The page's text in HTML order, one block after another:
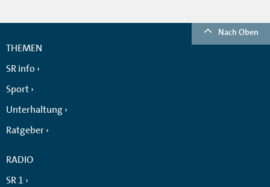
Nach Oben
THEMEN
SR info
Sport
Unterhaltung
Ratgeber
RADIO
SR 1